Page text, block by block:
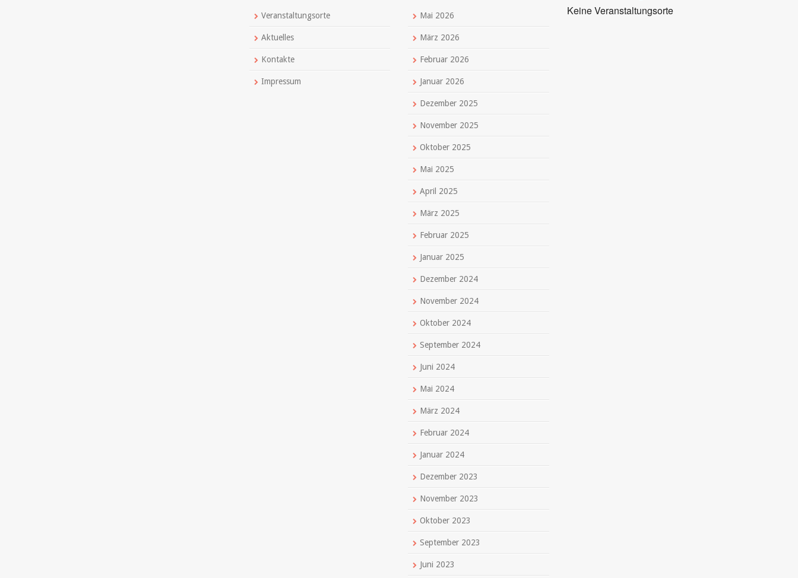
Veranstaltungsorte
Aktuelles
Kontakte
Impressum
Mai 2026
März 2026
Februar 2026
Januar 2026
Dezember 2025
November 2025
Oktober 2025
Mai 2025
April 2025
März 2025
Februar 2025
Januar 2025
Dezember 2024
November 2024
Oktober 2024
September 2024
Juni 2024
Mai 2024
März 2024
Februar 2024
Januar 2024
Dezember 2023
November 2023
Oktober 2023
September 2023
Juni 2023
Keine Veranstaltungsorte